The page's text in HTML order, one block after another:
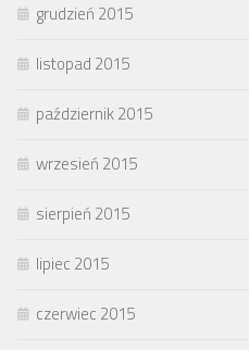
grudzień 2015
listopad 2015
październik 2015
wrzesień 2015
sierpień 2015
lipiec 2015
czerwiec 2015